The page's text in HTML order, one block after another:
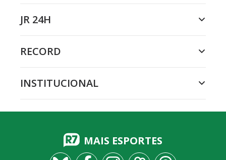
JR 24H
RECORD
INSTITUCIONAL
MAIS ESPORTES